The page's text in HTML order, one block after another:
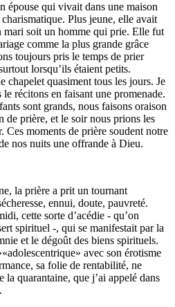
épouse qui vivait dans une maison
Plus jeune, elle avait
mari soit un homme qui prie. Elle fut
comme la plus grande grâce
toujours pris le temps de prier
lorsqu’ils étaient petits.
chapelet quasiment tous les jours. Je
récitons en faisant une promenade.
sont grands, nous faisons oraison
de prière, et le soir nous prions les
Ces moments de prière soudent notre
nos nuits une offrande à Dieu.
la prière a prit un tournant
ennui, doute, pauvreté.
cette sorte d’acédie - qu’on
spirituel -, qui se manifestait par la
et le dégoût des biens spirituels.
avec son érotisme
sa folie de rentabilité, ne
la quarantaine, que j’ai appelé dans